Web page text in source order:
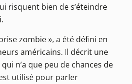
risquent bien de s’éteindre
zombie », a été défini en
américains. Il décrit une
n’a que peu de chances de
utilisé pour parler